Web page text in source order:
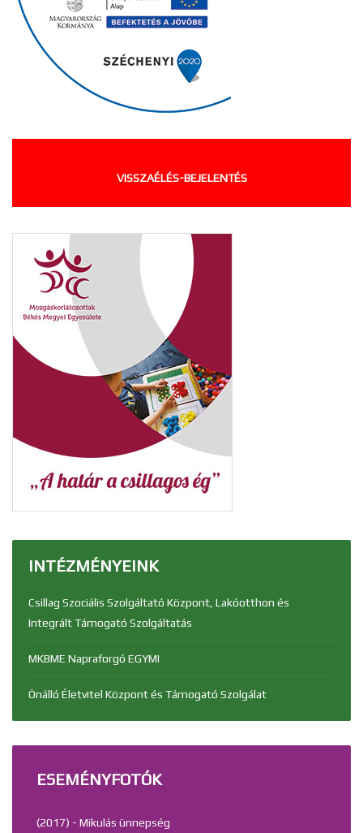
VISSZAÉLÉS-BEJELENTÉS
INTÉZMÉNYEINK
Csillag Szociális Szolgáltató Központ, Lakóotthon és
Integrált Támogató Szolgáltatás
MKBME Napraforgó EGYMI
Önálló Életvitel Központ és Támogató Szolgálat
ESEMÉNYFOTÓK
(2017) - Mikulás ünnepség